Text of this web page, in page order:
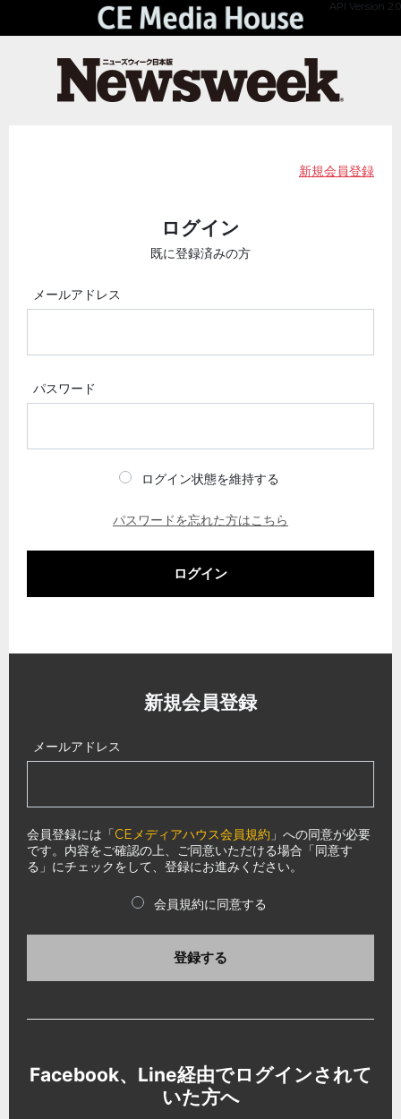
API Version 2.0
新規会員登録
ログイン
既に登録済みの方
メールアドレス
パスワード
ログイン状態を維持する
パスワードを忘れた方はこちら
ログイン
新規会員登録
メールアドレス
会員登録には「CEメディアハウス会員規約 」への同意が必要
です。内容をご確認の上、ご同意いただける場合「同意す
る」にチェックをして、登録にお進みください。
会員規約に同意する
登録する
Facebook、Line経由でログインされて
いた方へ